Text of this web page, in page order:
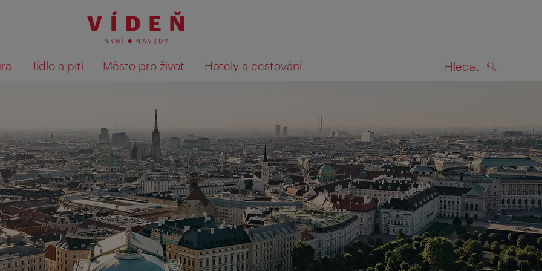
Jídlo a pití Město pro život Hotely a cestování Hledat